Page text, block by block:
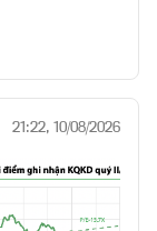
21:22, 10/08/2026